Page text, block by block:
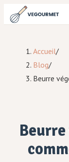
Accueil/
Blog/
Beurre